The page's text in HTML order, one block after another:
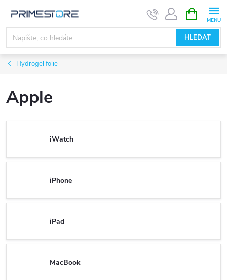
obsah
HLEDAT
NÁKUPNÍ
KOŠÍK
Hydrogel folie
Apple
iWatch
iPhone
iPad
MacBook